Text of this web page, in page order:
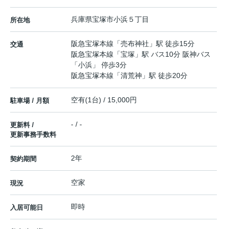
所在地 兵庫県宝塚市小浜５丁目
交通 阪急宝塚本線 「売布神社 」駅 徒歩15分
阪急宝塚本線 「宝塚 」駅 バス10分 阪神バス
「小浜」 停歩3分
阪急宝塚本線 「清荒神 」駅 徒歩20分
駐車場 / 月額 空有(1台) / 15,000円
更新料 /
更新事務手数料
- / -
契約期間 2年
現況 空家
入居可能日 即時